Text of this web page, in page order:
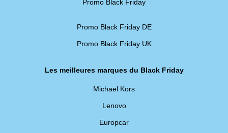
Promo Black Friday
Promo Black Friday DE
Promo Black Friday UK
Les meilleures marques du Black Friday
Michael Kors
Lenovo
Europcar